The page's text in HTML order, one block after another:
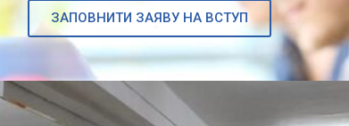
ЗАПОВНИТИ ЗАЯВУ НА ВСТУП